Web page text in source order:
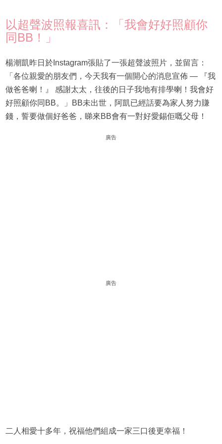
以超聲波照報喜訊：「我會好好照顧你
同BB！」
楊潮凱昨日於Instagram張貼了一張超聲波照片，並留言：
「各位親愛的朋友們，今天我有一個開心的消息宣佈 — 『我
做爸爸喇！』 感謝太太，往後的日子我地有排學喇！我會好
好照顧你同BB。」BB未出世，阿凱已經話要為家人努力賺
錢，誓要做個好爸爸，睇來BB會有一對好愛錫佢嘅父母！
廣告
廣告
二人相愛十多年，祝福他們組成一家三口後更幸福！